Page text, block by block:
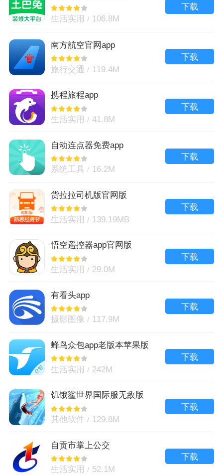
生活实用 106.8M
下载
南方航空官网app
旅行交通 119.4M
下载
携程旅程app
生活实用 41.8M
下载
自动连点器免费app
系统工具 16.2M
下载
货拉拉司机版官网版
生活实用 139.19MB
下载
悟空遥控器app官网版
生活实用 29.0M
下载
有看头app
摄影图像 117.9M
下载
蜂鸟众包app老版本苹果版
生活实用 242M
下载
饥饿鲨世界国际服无敌版
其他软件 129.8M
下载
自贡市掌上公交
生活实用 52.1M
下载